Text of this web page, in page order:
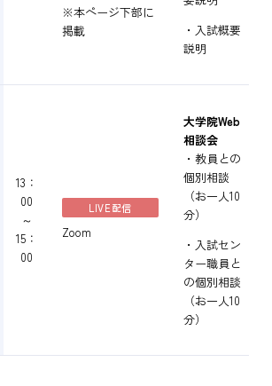
※本ページ下部に
掲載
・入試概要
説明
13：
00
～
15：
00
LIVE配信
Zoom
大学院Web
相談会
・教員との
個別相談
（お一人10
分）
・入試セン
ター職員と
の個別相談
（お一人10
分）